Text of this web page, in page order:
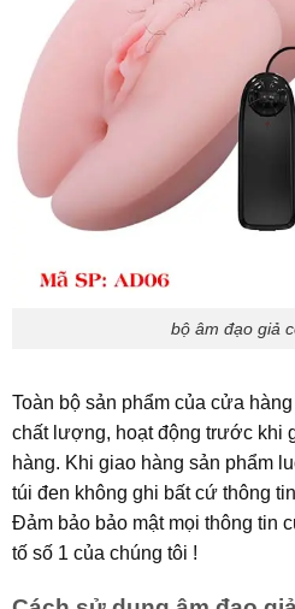
bộ âm đạo giả
Toàn bộ sản phẩm của cửa
chất lượng, hoạt động trước khi
hàng. Khi giao hàng sản phẩm
túi đen không ghi bất cứ thông
Đảm bảo bảo mật mọi thông tin
tố số 1 của chúng tôi !